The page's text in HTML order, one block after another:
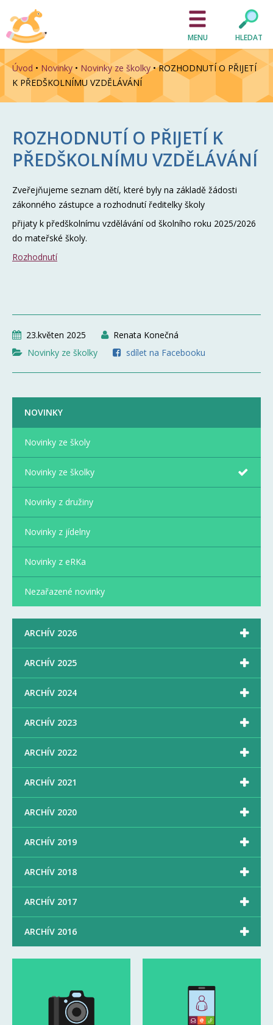
MENU HLEDAT
Úvod • Novinky • Novinky ze školky•ROZHODNUTÍ O PŘIJETÍ
K PŘEDŠKOLNÍMU VZDĚLÁVÁNÍ
ROZHODNUTÍ O PŘIJETÍ K
PŘEDŠKOLNÍMU VZDĚLÁVÁNÍ
Zveřejňujeme seznam dětí, které byly na základě žádosti
zákonného zástupce a rozhodnutí ředitelky školy
přijaty k předškolnímu vzdělávání od školního roku 2025/2026
do mateřské školy.
Rozhodnutí
23.květen 2025
Renata Konečná
Novinky ze školky
sdílet na Facebooku
NOVINKY
Novinky ze školy
Novinky ze školky
Novinky z družiny
Novinky z jídelny
Novinky z eRKa
Nezařazené novinky
ARCHÍV 2026 
ARCHÍV 2025 
ARCHÍV 2024 
ARCHÍV 2023 
ARCHÍV 2022 
ARCHÍV 2021 
ARCHÍV 2020 
ARCHÍV 2019 
ARCHÍV 2018 
ARCHÍV 2017 
ARCHÍV 2016 